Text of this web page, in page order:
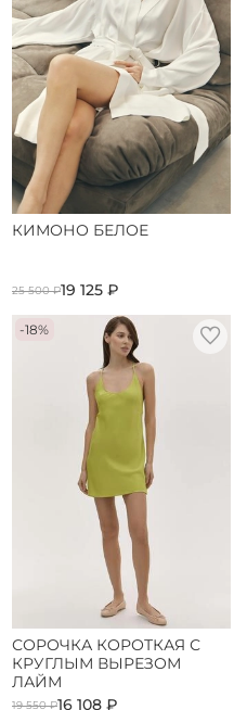
КИМОНО БЕЛОЕ
25 500 ₽19 125 ₽
-18%
СОРОЧКА КОРОТКАЯ С
КРУГЛЫМ ВЫРЕЗОМ
ЛАЙМ
19 550 ₽16 108 ₽